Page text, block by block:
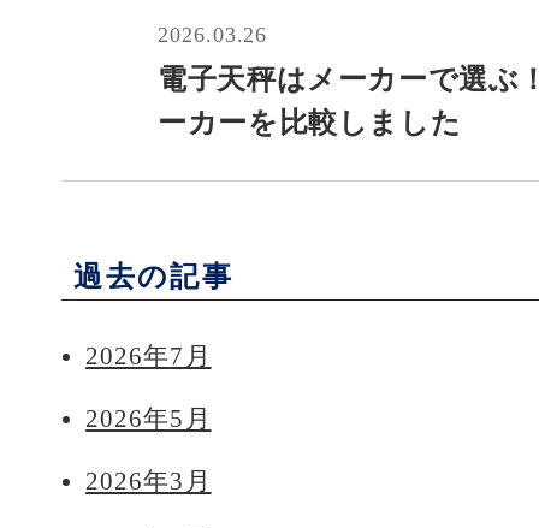
2026.03.26
電子天秤はメーカーで選ぶ
ーカーを比較しました
過去の記事
2026年7月
2026年5月
2026年3月